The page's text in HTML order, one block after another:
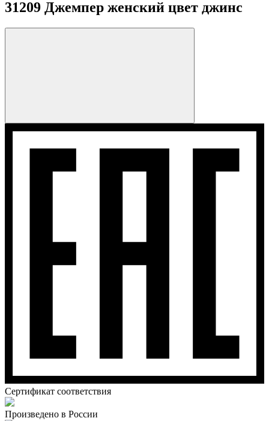
31209 Джемпер женский цвет джинс
Сертификат соответствия
Произведено в России